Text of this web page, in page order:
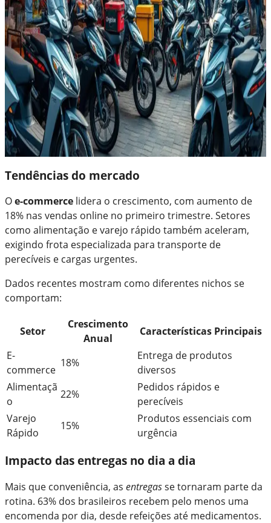
Tendências do mercado
Oe-commerce lidera o crescimento, com aumento de
18% nas vendas online no primeiro trimestre. Setores
como alimentação e varejo rápido também aceleram,
exigindo frota especializada para transporte de
perecíveis e cargas urgentes.
Dados recentes mostram como diferentes nichos se
comportam:
Setor
Crescimento
Anual
Características Principais
E-
commerce
18%
Entrega de produtos
diversos
Alimentaçã
o
22%
Pedidos rápidos e
perecíveis
Varejo
Rápido
15%
Produtos essenciais com
urgência
Impacto das entregas no dia a dia
Mais que conveniência, as entregasse tornaram parte da
rotina. 63% dos brasileiros recebem pelo menos uma
encomenda por dia, desde refeições até medicamentos.